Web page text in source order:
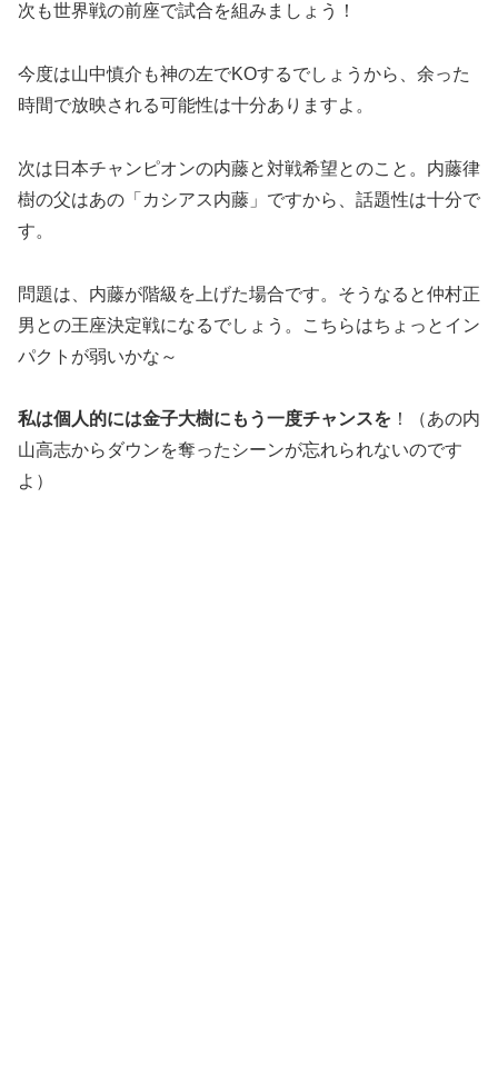
次も世界戦の前座で試合を組みましょう！
今度は山中慎介も神の左でKOするでしょうから、余った
時間で放映される可能性は十分ありますよ。
次は日本チャンピオンの内藤と対戦希望とのこと。内藤律
樹の父はあの「カシアス内藤」ですから、話題性は十分で
す。
問題は、内藤が階級を上げた場合です。そうなると仲村正
男との王座決定戦になるでしょう。こちらはちょっとイン
パクトが弱いかな～
私は個人的には金子大樹にもう一度チャンスを ！（あの内
山高志からダウンを奪ったシーンが忘れられないのです
よ）